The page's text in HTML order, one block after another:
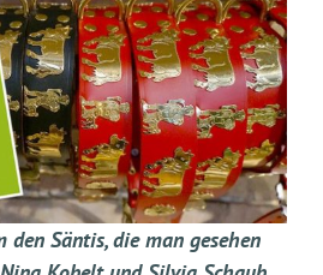
Säntis, die man gesehen